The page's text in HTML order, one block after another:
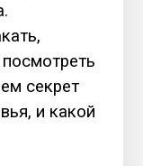
секрет
и какой